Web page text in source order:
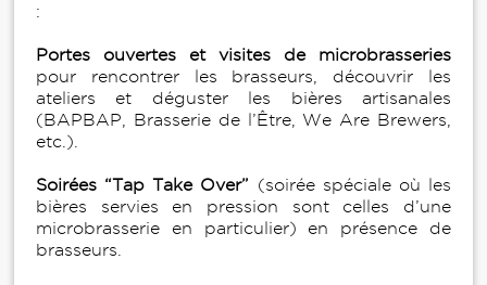
:
Portes ouvertes et visites de microbrasseries
pour rencontrer les brasseurs, découvrir les
ateliers et déguster les bières artisanales
(BAPBAP, Brasserie de l’Être, We Are Brewers,
etc.).
Soirées “Tap Take Over” (soirée spéciale où les
bières servies en pression sont celles d’une
microbrasserie en particulier) en présence de
brasseurs.